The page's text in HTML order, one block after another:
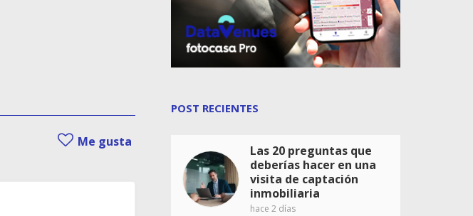
Me gusta
POST RECIENTES
Las 20 preguntas que
deberías hacer en una
visita de captación
inmobiliaria
hace 2 días